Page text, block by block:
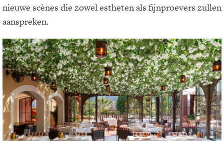
nieuwe scènes die zowel estheten als fijnproevers zullen
aanspreken.